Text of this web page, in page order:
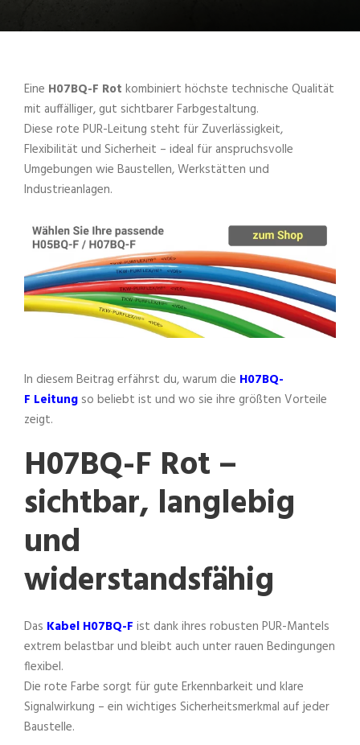
Eine H07BQ-F Rot kombiniert höchste technische Qualität
mit auffälliger, gut sichtbarer Farbgestaltung.
Diese rote PUR-Leitung steht für Zuverlässigkeit,
Flexibilität und Sicherheit – ideal für anspruchsvolle
Umgebungen wie Baustellen, Werkstätten und
Industrieanlagen.
In diesem Beitrag erfährst du, warum die H07BQ-
F Leitung so beliebt ist und wo sie ihre größten Vorteile
zeigt.
H07BQ-F Rot –
sichtbar, langlebig
und
widerstandsfähig
Das Kabel H07BQ-F ist dank ihres robusten PUR-Mantels
extrem belastbar und bleibt auch unter rauen Bedingungen
flexibel.
Die rote Farbe sorgt für gute Erkennbarkeit und klare
Signalwirkung – ein wichtiges Sicherheitsmerkmal auf jeder
Baustelle.